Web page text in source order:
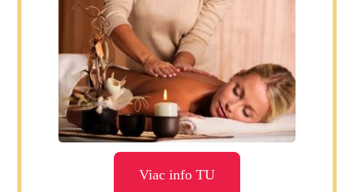
Viac info TU